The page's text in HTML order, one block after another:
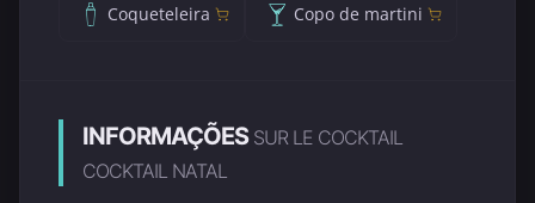
Coqueteleira Copo de martini
INFORMAÇÕES SUR LE COCKTAIL
COCKTAIL NATAL